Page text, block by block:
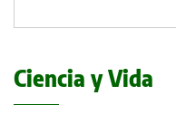
Ciencia y Vida